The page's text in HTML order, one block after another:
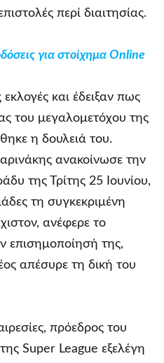
περί διαιτησίας.
για στοίχημα Online
και έδειξαν πως
του μεγαλομετόχου της
η δουλειά του.
ανακοίνωσε την
της Τρίτης 25 Ιουνίου,
τη συγκεκριμένη
ανέφερε το
επισημοποίησή της,
απέσυρε τη δική του
πρόεδρος του
Super League εξελέγη